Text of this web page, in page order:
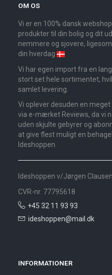
OM OS
Vi er en 100% dansk
produkter til din bolig og dit
nemmere og sjovere,
din hverdag
Vi har egen import fra en
stort set hele sortimentet,
samlet levering.
Vi oplever desuden en
via e-mærket Reviews, da vi
uden skjulte gebyrer og
at give flest muligt en
Ideshoppen.
Ideshoppen v/Jørgen Clausen
CVR-nr. 77795618
+45 32 11 93 93
ideshoppen@mail.dk
INFORMATIONER